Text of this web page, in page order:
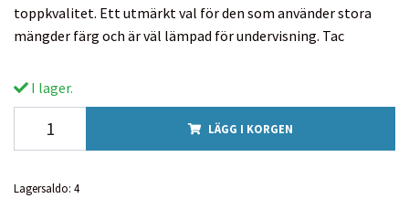
toppkvalitet. Ett utmärkt val för den som använder stora
mängder färg och är väl lämpad för undervisning. Tac
I lager.
LÄGG I KORGEN
Lagersaldo: 4